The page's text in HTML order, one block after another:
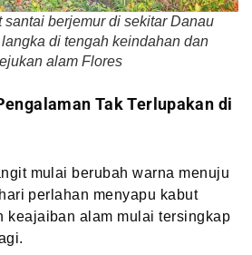
santai berjemur di sekitar Danau
di tengah keindahan dan
alam Flores
Tak Terlupakan di
mulai berubah warna menuju
perlahan menyapu kabut
keajaiban alam mulai tersingkap